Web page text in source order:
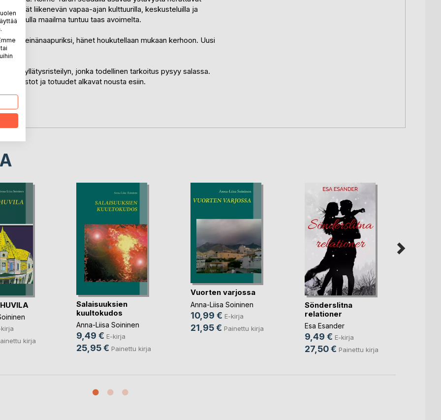
liikenevän vapaa-ajan kulttuurilla, keskusteluilla ja
avulla maailma tuntuu taas avoimelta.
seinänaapuriksi, hänet houkutellaan mukaan kerhoon. Uusi
yllätysristeilyn, jonka todellinen tarkoitus pysyy salassa.
muistot ja totuudet alkavat nousta esiin.
kirja
kirja
Salaisuuksien
kuultokudos
Anna-Liisa Soininen
9,49 € E-kirja
25,95 € Painettu kirja
Vuorten varjossa
Anna-Liisa Soininen
10,99 € E-kirja
21,95 € Painettu kirja
Sönderslitna
relationer
Esa Esander
9,49 € E-kirja
27,50 € Painettu kirja